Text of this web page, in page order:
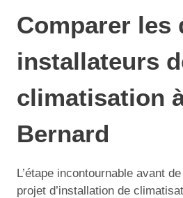
Comparer les
installateurs
climatisation
Bernard
L’étape incontournable avant
projet d’installation de